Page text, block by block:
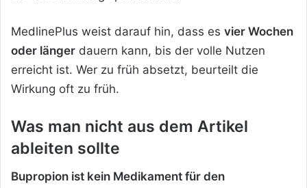
MedlinePlus weist darauf hin, dass es vier Wochen
oder länger dauern kann, bis der volle Nutzen
erreicht ist. Wer zu früh absetzt, beurteilt die
Wirkung oft zu früh.
Was man nicht aus dem Artikel
ableiten sollte
Bupropion ist kein Medikament für den